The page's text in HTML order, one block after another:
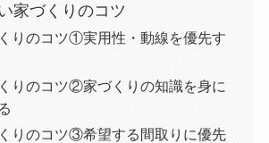
家づくりのコツ
りのコツ①実用性・動線を優先す
りのコツ②家づくりの知識を身に
りのコツ③希望する間取りに優先